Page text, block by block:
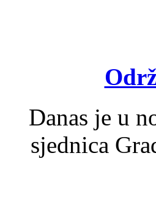
Danas je u
sjednica